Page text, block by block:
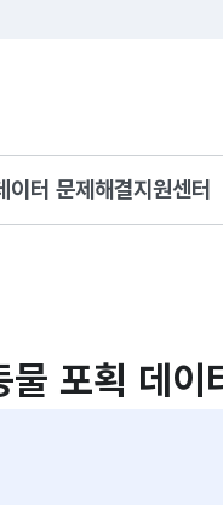
이터 문제해결지원센터
포획 데이